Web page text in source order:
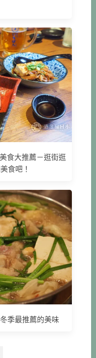
食大推薦－逛街逛
食吧！
季最推薦的美味